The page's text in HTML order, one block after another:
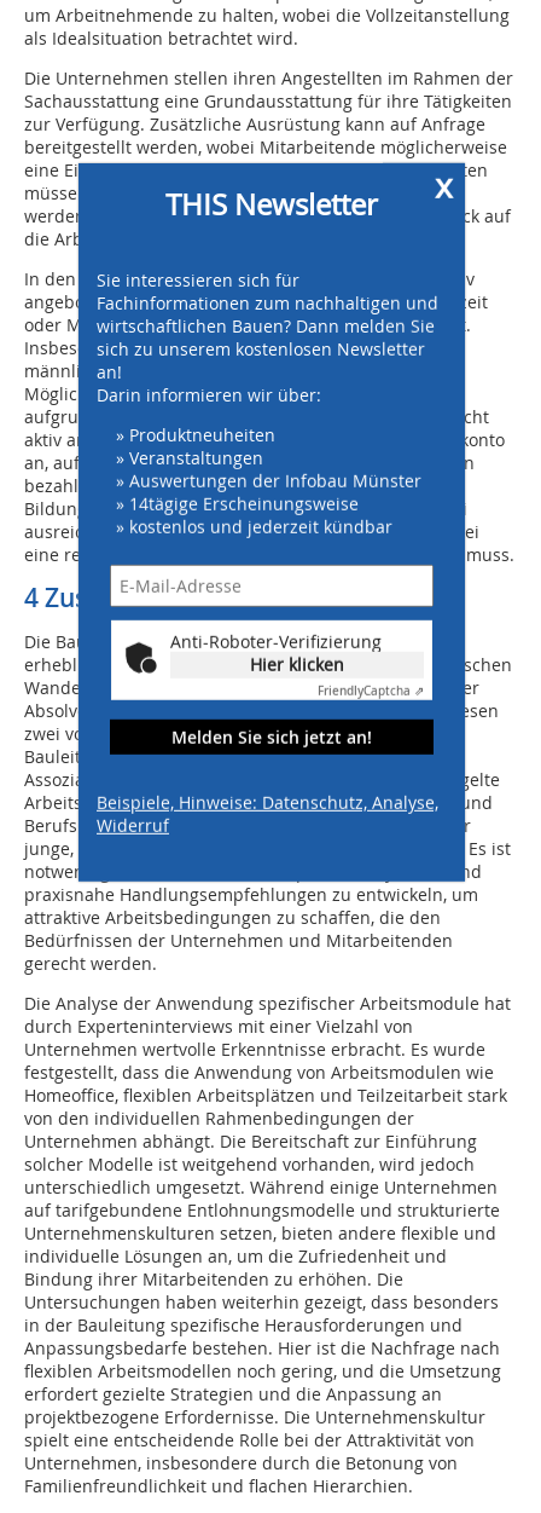
um Arbeitnehmende zu halten, wobei die Vollzeitanstellung
als Idealsituation betrachtet wird.
Die Unternehmen stellen ihren Angestellten im Rahmen der
Sachausstattung eine Grundausstattung für ihre Tätigkeiten
zur Verfügung. Zusätzliche Ausrüstung kann auf Anfrage
bereitgestellt werden, wobei Mitarbeitende möglicherweise
eine Eigenbeteiligung für persönliche Ausrüstung leisten
müssen. Die Wartung und Reparatur von Ausrüstung
werden zeitnah durchgeführt, insbesondere im Hinblick auf
die Arbeitssicherheit.
In den meisten Fällen werden Freistellungen nicht aktiv
angeboten, aber gesetzliche Freistellungen wie Elternzeit
oder Mutterschutz werden selbstverständlich gewährt.
Insbesondere in der Bauleitung ist eine Zunahme
männlicher Bauleiter in Elternzeit zu beobachten. Die
Möglichkeit eines Sabbaticals ist bekannt, wird aber
aufgrund geringer Nachfrage in den meisten Fällen nicht
aktiv angeboten. Ein Unternehmen bietet ein Zeitwertkonto
an, auf dem Überstunden gesammelt und bei Bedarf in
bezahlten Urlaub umgewandelt werden können.
Bildungsurlaub oder zusätzliche freie Tage können bei
ausreichender Personaldecke angeboten werden, wobei
eine reibungslose Ablaufsicherung gewährleistet sein muss.
4 Zusammenfassung und Ausblick
Die Bauwirtschaft, ein stabiler Arbeitsmarkt, steht vor
erheblichen Herausforderungen durch den demografischen
Wandel und den Fachkräftemangel, der trotz steigender
Absolventenzahlen in Architektur und Bauingenieurwesen
zwei von drei Bauunternehmen daran hindert, offene
Bauleitungsstellen zu besetzen (Stand 2021). Negative
Assoziationen wie hoher Stress, wenig Urlaub, ungeregelte
Arbeitszeiten und schlechte Vereinbarkeit von Privat- und
Berufsleben machen das Berufsbild der Bauleitung für
junge, gut ausgebildete Nachwuchskräfte un-attraktiv. Es ist
notwendig, den aktuellen Status quo zu analysieren und
praxisnahe Handlungsempfehlungen zu entwickeln, um
attraktive Arbeitsbedingungen zu schaffen, die den
Bedürfnissen der Unternehmen und Mitarbeitenden
gerecht werden.
Die Analyse der Anwendung spezifischer Arbeitsmodule hat
durch Experteninterviews mit einer Vielzahl von
Unternehmen wertvolle Erkenntnisse erbracht. Es wurde
festgestellt, dass die Anwendung von Arbeitsmodulen wie
Homeoffice, flexiblen Arbeitsplätzen und Teilzeitarbeit stark
von den individuellen Rahmenbedingungen der
Unternehmen abhängt. Die Bereitschaft zur Einführung
solcher Modelle ist weitgehend vorhanden, wird jedoch
unterschiedlich umgesetzt. Während einige Unternehmen
auf tarifgebundene Entlohnungsmodelle und strukturierte
Unternehmenskulturen setzen, bieten andere flexible und
individuelle Lösungen an, um die Zufriedenheit und
Bindung ihrer Mitarbeitenden zu erhöhen. Die
Untersuchungen haben weiterhin gezeigt, dass besonders
in der Bauleitung spezifische Herausforderungen und
Anpassungsbedarfe bestehen. Hier ist die Nachfrage nach
flexiblen Arbeitsmodellen noch gering, und die Umsetzung
erfordert gezielte Strategien und die Anpassung an
projektbezogene Erfordernisse. Die Unternehmenskultur
spielt eine entscheidende Rolle bei der Attraktivität von
Unternehmen, insbesondere durch die Betonung von
Familienfreundlichkeit und flachen Hierarchien.
x
THIS Newsletter
Sie interessieren sich für
Fachinformationen zum nachhaltigen und
wirtschaftlichen Bauen? Dann melden Sie
sich zu unserem kostenlosen Newsletter
an!
Darin informieren wir über:
» Produktneuheiten
» Veranstaltungen
» Auswertungen der Infobau Münster
» 14tägige Erscheinungsweise
» kostenlos und jederzeit kündbar
Anti-Roboter-Verifizierung
Hier klicken
FriendlyCaptcha ⇗
Melden Sie sich jetzt an!
Beispiele, Hinweise: Datenschutz, Analyse,
Widerruf